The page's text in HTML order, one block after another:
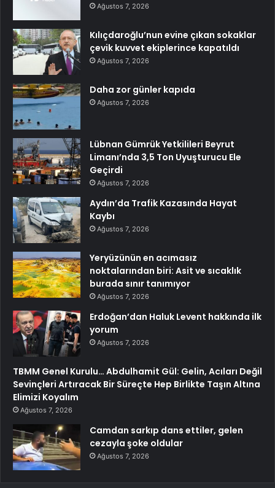
Ağustos 7, 2026
Kılıçdaroğlu’nun evine çıkan sokaklar
çevik kuvvet ekiplerince kapatıldı
Ağustos 7, 2026
Daha zor günler kapıda
Ağustos 7, 2026
Lübnan Gümrük Yetkilileri Beyrut
Limanı’nda 3,5 Ton Uyuşturucu Ele
Geçirdi
Ağustos 7, 2026
Aydın’da Trafik Kazasında Hayat
Kaybı
Ağustos 7, 2026
Yeryüzünün en acımasız
noktalarından biri: Asit ve sıcaklık
burada sınır tanımıyor
Ağustos 7, 2026
Erdoğan’dan Haluk Levent hakkında ilk
yorum
Ağustos 7, 2026
TBMM Genel Kurulu… Abdulhamit Gül: Gelin, Acıları Değil
Sevinçleri Artıracak Bir Süreçte Hep Birlikte Taşın Altına
Elimizi Koyalım
Ağustos 7, 2026
Camdan sarkıp dans ettiler, gelen
cezayla şoke oldular
Ağustos 7, 2026